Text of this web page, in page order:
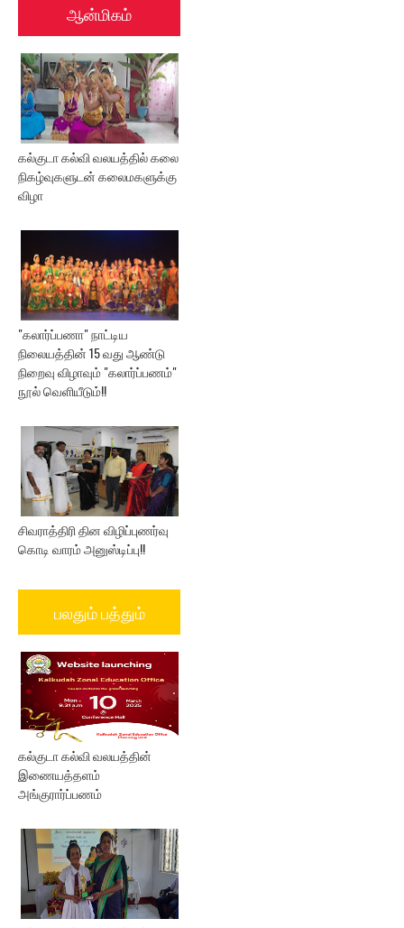
ஆன்மிகம்
கல்குடா கல்வி வலயத்தில் கலை
நிகழ்வுகளுடன் கலைமகளுக்கு
விழா
"கலார்ப்பணா" நாட்டிய
நிலையத்தின் 15 வது ஆண்டு
நிறைவு விழாவும் "கலார்ப்பணம்"
நூல் வெளியீடும்!!
சிவராத்திரி தின விழிப்புணர்வு
கொடி வாரம் அனுஸ்டிப்பு!!
பலதும் பத்தும்
கல்குடா கல்வி வலயத்தின்
இணையத்தளம்
அங்குரார்ப்பணம்